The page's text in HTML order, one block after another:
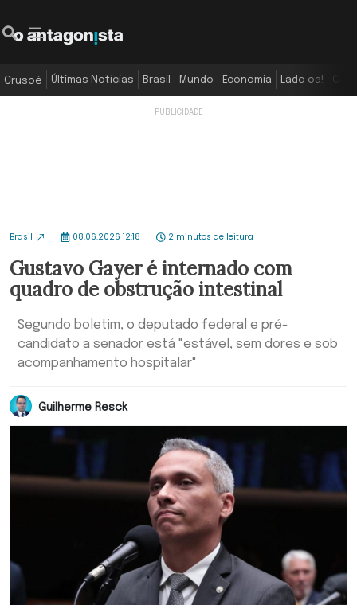
Crusoé Últimas Notícias Brasil Mundo Economia Lado oa!
Brasil 08.06.2026 12:18 2 minutos de leitura
Gustavo Gayer é internado com
quadro de obstrução intestinal
Segundo boletim, o deputado federal e pré-
candidato a senador está "estável, sem dores e sob
acompanhamento hospitalar"
Guilherme Resck